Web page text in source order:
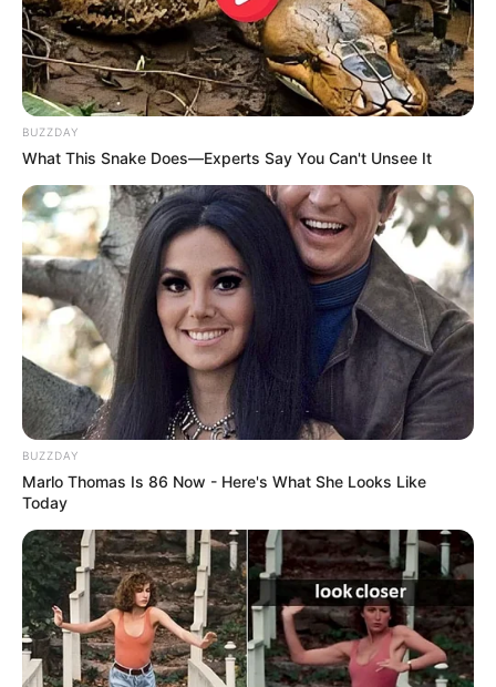
x
BUZZDAY
What This Snake Does—Experts Say You Can't Unsee It
BUZZDAY
Marlo Thomas Is 86 Now - Here's What She Looks Like
Today